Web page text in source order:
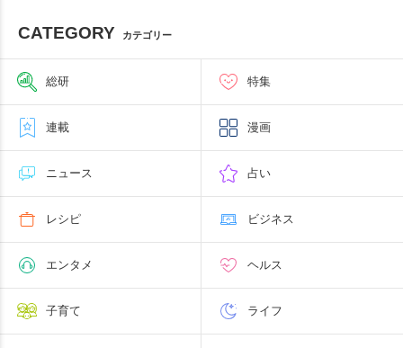
CATEGORY カテゴリー
総研 特集
連載 漫画
ニュース 占い
レシピ ビジネス
エンタメ ヘルス
子育て ライフ